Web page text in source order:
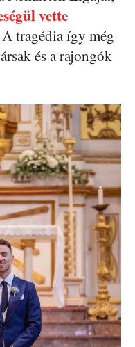
vette
tragédia így még
és a rajongók